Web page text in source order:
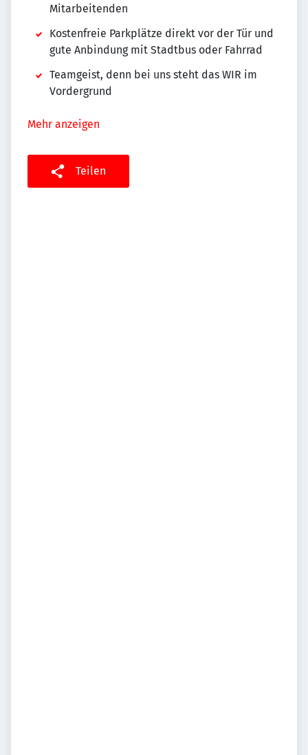
Mitarbeitenden
Kostenfreie Parkplätze direkt vor der Tür und
gute Anbindung mit Stadtbus oder Fahrrad
Teamgeist, denn bei uns steht das WIR im
Vordergrund
Mehr anzeigen
Teilen